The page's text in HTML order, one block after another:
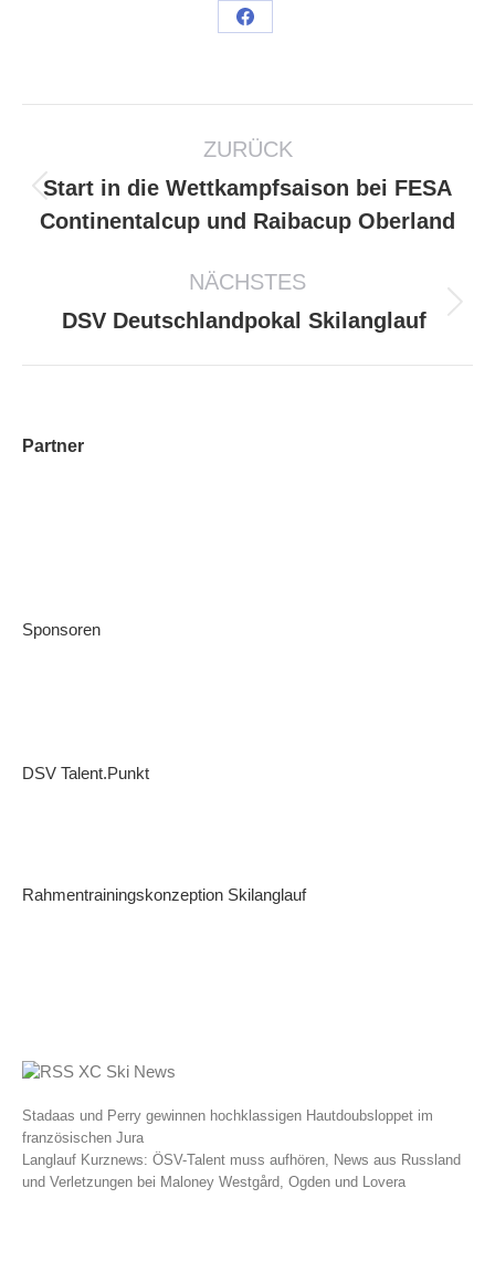
ZURÜCK
Start in die Wettkampfsaison bei FESA
Continentalcup und Raibacup Oberland
NÄCHSTES
DSV Deutschlandpokal Skilanglauf
Partner
Sponsoren
DSV Talent.Punkt
Rahmentrainingskonzeption Skilanglauf
XC Ski News
Stadaas und Perry gewinnen hochklassigen Hautdoubsloppet im
französischen Jura
Langlauf Kurznews: ÖSV-Talent muss aufhören, News aus Russland
und Verletzungen bei Maloney Westgård, Ogden und Lovera